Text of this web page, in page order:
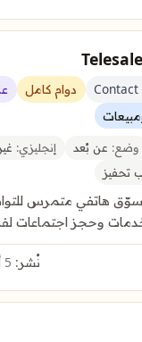
دوام كامل
وضع: عن بُعد إنجليزي:
تحفيز
هاتفي متمرس
وحجز اجتماعات
نُشر: